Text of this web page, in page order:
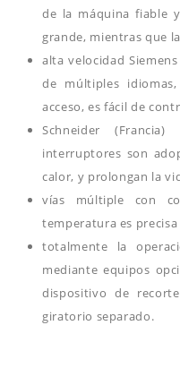
de la máquina fiable
grande, mientras que
alta velocidad
de múltiples
acceso, es fácil de
Schneider
interruptores son
calor, y prolongan la
vías múltiple con
temperatura es
totalmente la
mediante equipos
dispositivo de
giratorio separado.